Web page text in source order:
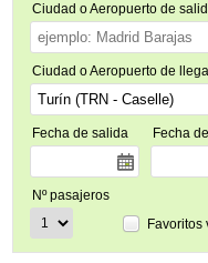
Ciudad o Aeropuerto de
Ciudad o Aeropuerto de
Fecha de salida Fecha
Nº pasajeros
Favoritos